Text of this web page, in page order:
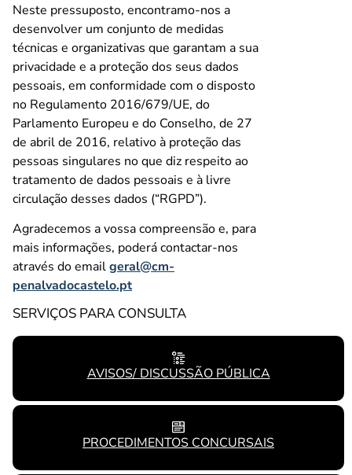
Neste pressuposto, encontramo-nos a
desenvolver um conjunto de medidas
técnicas e organizativas que garantam a sua
privacidade e a proteção dos seus dados
pessoais, em conformidade com o disposto
no Regulamento 2016/679/UE, do
Parlamento Europeu e do Conselho, de 27
de abril de 2016, relativo à proteção das
pessoas singulares no que diz respeito ao
tratamento de dados pessoais e à livre
circulação desses dados (“RGPD”).
Agradecemos a vossa compreensão e, para
mais informações, poderá contactar-nos
através do emailgeral@cm-
penalvadocastelo.pt
SERVIÇOS PARA CONSULTA
AVISOS/ DISCUSSÃO PÚBLICA
PROCEDIMENTOS CONCURSAIS